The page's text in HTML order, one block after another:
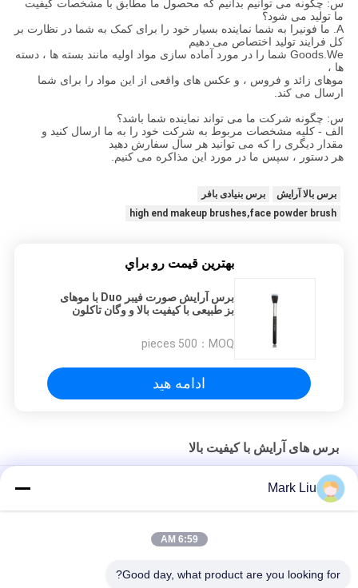
س: چگونه می توانیم بدانیم که محصول ما مطابق با مشخصات کیفیت
ما تولید می شود؟
A. ما فونیرا به شما نماینده بسیار خود را برای کمک به شما در نظارت بر
کل فرایند تولید اختصاص می دهیم
Goods.We شما را در مورد آماده سازی مواد اولیه مانند بسته ها ، دسته
ها ،
موهای زائد و فروس ، و عکس های واقعی از این مواد را برای شما
ارسال می کند.
س: چگونه شرکت ما می تواند نماینده شما باشد؟
الف - کلیه مشخصات مربوط به شرکت خود را به ما ارسال کنید و
مقدار دیگری را که می توانید هر سال سفارش دهید
هر دستور ، سپس ما در مورد این مذاکره می کنیم.
برس بالا آرایش
برس بنیادی بافر
high end makeup brushes,face powder brush
بهترين قيمت رو براي
برس آرایش صورت فیبر Duo با موهای
بز طبیعی با کیفیت بالا و وگان تاکلون
MOQ：
500 pieces
ادامه هید
برس های آرایش با کیفیت بالا
برس کاملاً کلاسیک دور آرایش کابوکی با موهای بز نرم
برس آرایش موی بزی فن بزرگ Vonira Beauty / برس آرایشی دسته
Mark Liu
6:59 AM
Good day, what product are you looking for?